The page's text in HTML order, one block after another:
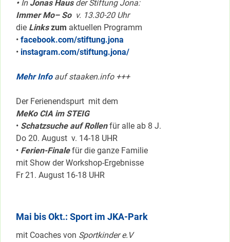
•InJonas Hausder Stiftung Jona:
Immer Mo– So v. 13.30-20 Uhr
die Linkszum aktuellen Programm
• facebook.com/stiftung.jona
• instagram.com/stiftung.jona/
Mehr Infoauf staaken.info +++
Der Ferienendspurt mit dem
MeKo CIA im STEIG
• Schatzsuche auf Rollenfür alle ab 8 J.
Do 20. August v. 14-18 UHR
• Ferien-Finalefür die ganze Familie
mit Show der Workshop-Ergebnisse
Fr 21. August 16-18 UHR
Mai bis Okt.: Sport im JKA-Park
mit Coaches von Sportkinder e.V